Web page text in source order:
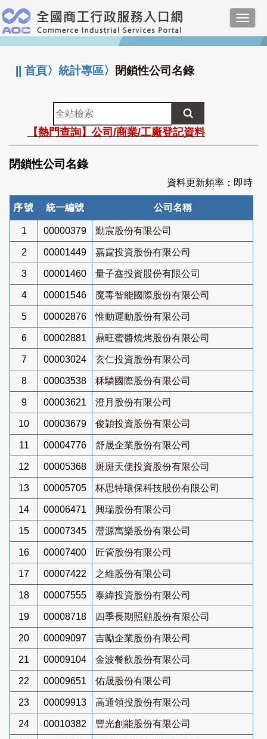
跳
到
主
要
:::
||首頁〉統計專區〉 閉鎖性公司名錄
全
站
檢
索
【熱門查詢】公司/商業/工廠登記資料
閉鎖性公司名錄
資料更新頻率：即時
序號 統一編號 公司名稱
1 00000379 勤宸股份有限公司
2 00001449 嘉霆投資股份有限公司
3 00001460 量子鑫投資股份有限公司
4 00001546 魔毒智能國際股份有限公司
5 00002876 惟動運動股份有限公司
6 00002881 鼎旺蜜醬燒烤股份有限公司
7 00003024 玄仁投資股份有限公司
8 00003538 秝驎國際股份有限公司
9 00003621 澄月股份有限公司
10 00003679 俊穎投資股份有限公司
11 00004776 舒晟企業股份有限公司
12 00005368 斑斑天使投資股份有限公司
13 00005705 杯思特環保科技股份有限公司
14 00006471 興瑞股份有限公司
15 00007345 灃源寓樂股份有限公司
16 00007400 匠管股份有限公司
17 00007422 之維股份有限公司
18 00007555 泰緯投資股份有限公司
19 00008718 四季長期照顧股份有限公司
20 00009097 吉勵企業股份有限公司
21 00009104 金波餐飲股份有限公司
22 00009651 佑晟股份有限公司
23 00009913 高通領投股份有限公司
24 00010382 豐光創能股份有限公司